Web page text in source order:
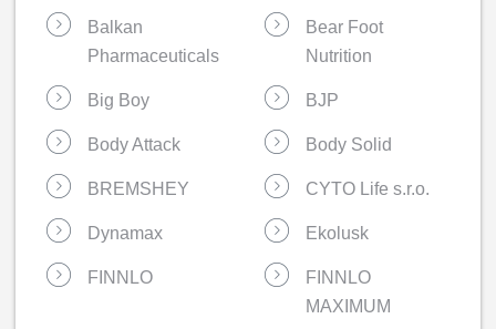
Balkan
Pharmaceuticals
Bear Foot
Nutrition
Big Boy BJP
Body Attack Body Solid
BREMSHEY CYTO Life s.r.o.
Dynamax Ekolusk
FINNLO
FINNLO
MAXIMUM